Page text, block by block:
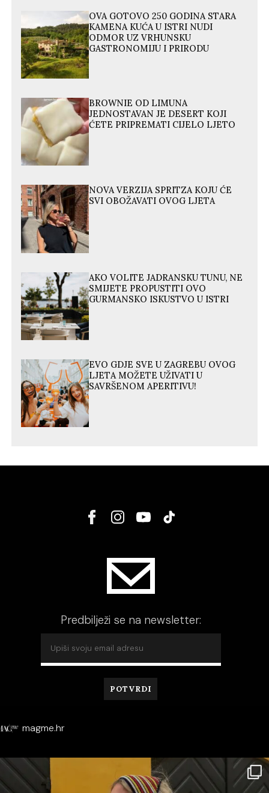
OVA GOTOVO 250 GODINA STARA
KAMENA KUĆA U ISTRI NUDI
ODMOR UZ VRHUNSKU
GASTRONOMIJU I PRIRODU
BROWNIE OD LIMUNA
JEDNOSTAVAN JE DESERT KOJI
ĆETE PRIPREMATI CIJELO LJETO
NOVA VERZIJA SPRITZA KOJU ĆE
SVI OBOŽAVATI OVOG LJETA
AKO VOLITE JADRANSKU TUNU, NE
SMIJETE PROPUSTITI OVO
GURMANSKO ISKUSTVO U ISTRI
EVO GDJE SVE U ZAGREBU OVOG
LJETA MOŽETE UŽIVATI U
SAVRŠENOM APERITIVU!
Predbilježi se na newsletter:
magme.hr